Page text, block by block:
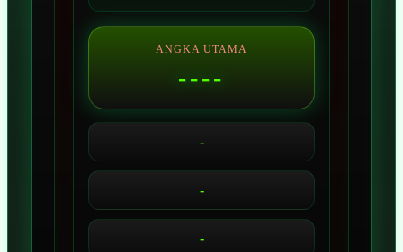
ANGKA UTAMA
----
-
-
-